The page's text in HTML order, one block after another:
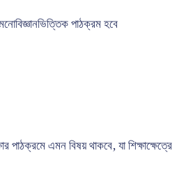
পাঠক্রম হবে
পাঠক্রমে এমন বিষয় থাকবে, যা শিক্ষাক্ষেত্রে